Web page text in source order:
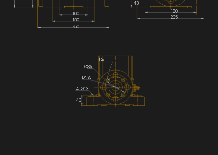
100
150
250
180
235
43
DN32
R9
Ø85
4-Ø13
43